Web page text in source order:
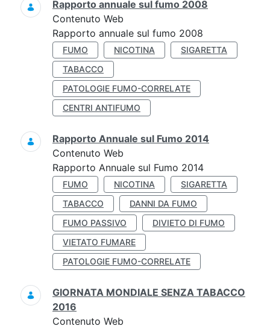
Rapporto annuale sul fumo 2008
Contenuto Web
Rapporto annuale sul fumo 2008
FUMO NICOTINA
SIGARETTA
TABACCO
PATOLOGIE FUMO-CORRELATE
CENTRI ANTIFUMO
Rapporto Annuale sul Fumo 2014
Contenuto Web
Rapporto Annuale sul Fumo 2014
FUMO NICOTINA
SIGARETTA
TABACCO
DANNI DA FUMO
FUMO PASSIVO
DIVIETO DI FUMO
VIETATO FUMARE
PATOLOGIE FUMO-CORRELATE
GIORNATA MONDIALE SENZA TABACCO
2016
Contenuto Web